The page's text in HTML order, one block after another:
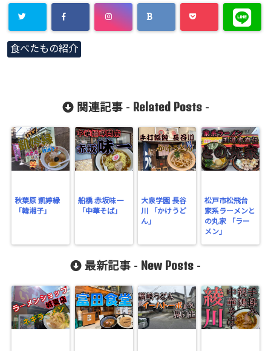
matsu/gero-
matsu.net/p
content/plu
count-
cache.php
on line2897
食べたもの紹介
関連記事 - Related Posts-
秋葉原 凱婷縁
「韓湘子」
船橋 赤坂味一
「中華そば」
大泉学園 長谷
川 「かけうど
ん」
松戸市松飛台
家系ラーメンと
の丸家 「ラー
メン」
最新記事 - New Posts -